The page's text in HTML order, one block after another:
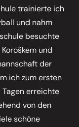
trainierte ich
und nahm
besuchte
und
der
ich zum ersten
Tagen erreichte
von den
schöne